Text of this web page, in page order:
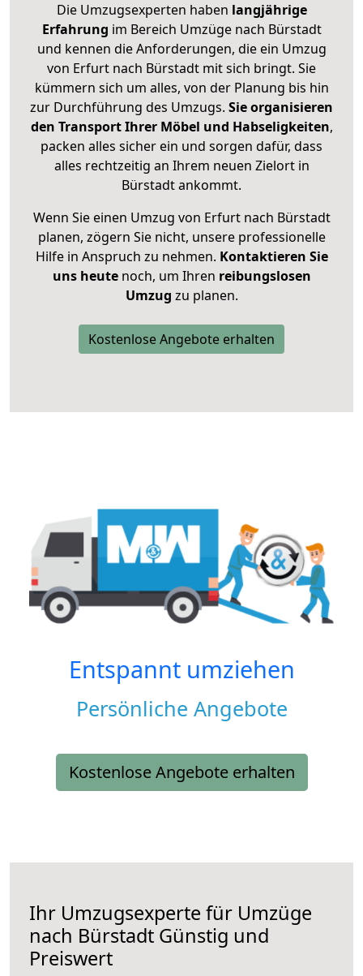
Die Umzugsexperten haben langjährige
Erfahrung im Bereich Umzüge nach Bürstadt
und kennen die Anforderungen, die ein Umzug
von Erfurt nach Bürstadt mit sich bringt. Sie
kümmern sich um alles, von der Planung bis hin
zur Durchführung des Umzugs. Sie organisieren
den Transport Ihrer Möbel und Habseligkeiten,
packen alles sicher ein und sorgen dafür, dass
alles rechtzeitig an Ihrem neuen Zielort in
Bürstadt ankommt.
Wenn Sie einen Umzug von Erfurt nach Bürstadt
planen, zögern Sie nicht, unsere professionelle
Hilfe in Anspruch zu nehmen. Kontaktieren Sie
uns heutenoch, um Ihren reibungslosen
Umzug zu planen.
Kostenlose Angebote erhalten
Entspannt umziehen
Persönliche Angebote
Kostenlose Angebote erhalten
Ihr Umzugsexperte für Umzüge
nach Bürstadt Günstig und
Preiswert